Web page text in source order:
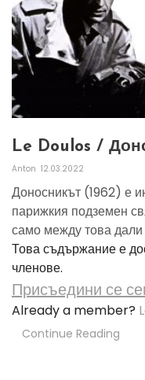
Le Doulos /
Anton 12.03.2022
Доносникът (1962) е
парижкия подземен
само между това
Това съдържание е
членове.
Присъедини се
Already a member?
Continue Reading